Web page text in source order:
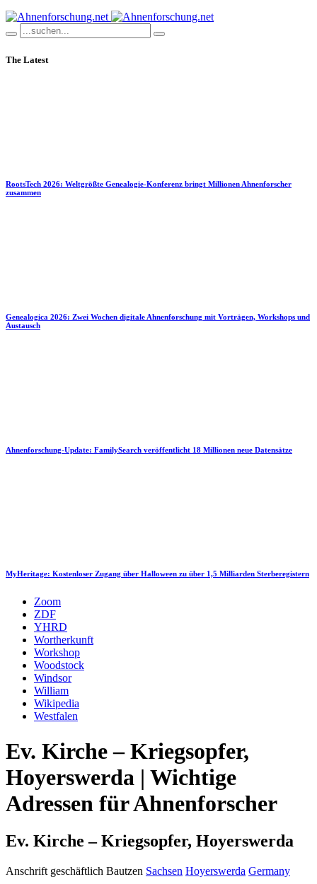
The Latest
RootsTech 2026: Weltgrößte Genealogie-Konferenz bringt Millionen Ahnenforscher
zusammen
Genealogica 2026: Zwei Wochen digitale Ahnenforschung mit Vorträgen, Workshops und
Austausch
Ahnenforschung-Update: FamilySearch veröffentlicht 18 Millionen neue Datensätze
MyHeritage: Kostenloser Zugang über Halloween zu über 1,5 Milliarden Sterberegistern
Zoom
ZDF
YHRD
Wortherkunft
Workshop
Woodstock
Windsor
William
Wikipedia
Westfalen
Ev. Kirche – Kriegsopfer,
Hoyerswerda | Wichtige
Adressen für Ahnenforscher
Ev. Kirche – Kriegsopfer, Hoyerswerda
Anschrift geschäftlich Bautzen Sachsen Hoyerswerda Germany